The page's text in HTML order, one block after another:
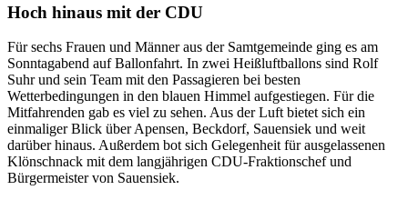
Hoch hinaus mit der CDU
Für sechs Frauen und Männer aus der Samtgemeinde ging es am
Sonntagabend auf Ballonfahrt. In zwei Heißluftballons sind Rolf
Suhr und sein Team mit den Passagieren bei besten
Wetterbedingungen in den blauen Himmel aufgestiegen. Für die
Mitfahrenden gab es viel zu sehen. Aus der Luft bietet sich ein
einmaliger Blick über Apensen, Beckdorf, Sauensiek und weit
darüber hinaus. Außerdem bot sich Gelegenheit für ausgelassenen
Klönschnack mit dem langjährigen CDU-Fraktionschef und
Bürgermeister von Sauensiek.